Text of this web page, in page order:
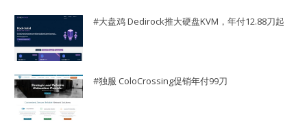
#大盘鸡 Dedirock推大硬盘KVM，年付12.88刀起
#独服 ColoCrossing促销年付99刀